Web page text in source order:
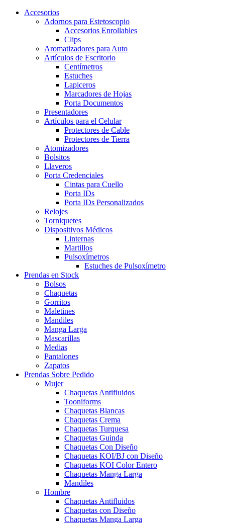
Accesorios
Adornos para Estetoscopio
Accesorios Enrollables
Clips
Aromatizadores para Auto
Artículos de Escritorio
Centímetros
Estuches
Lapiceros
Marcadores de Hojas
Porta Documentos
Presentadores
Artículos para el Celular
Protectores de Cable
Protectores de Tierra
Atomizadores
Bolsitos
Llaveros
Porta Credenciales
Cintas para Cuello
Porta IDs
Porta IDs Personalizados
Relojes
Torniquetes
Dispositivos Médicos
Linternas
Martillos
Pulsoxímetros
Estuches de Pulsoxímetro
Prendas en Stock
Bolsos
Chaquetas
Gorritos
Maletines
Mandiles
Manga Larga
Mascarillas
Medias
Pantalones
Zapatos
Prendas Sobre Pedido
Mujer
Chaquetas Antifluidos
Tooniforms
Chaquetas Blancas
Chaquetas Crema
Chaquetas Turquesa
Chaquetas Guinda
Chaquetas Con Diseño
Chaquetas KOI/BJ con Diseño
Chaquetas KOI Color Entero
Chaquetas Manga Larga
Mandiles
Hombre
Chaquetas Antifluidos
Chaquetas con Diseño
Chaquetas Manga Larga